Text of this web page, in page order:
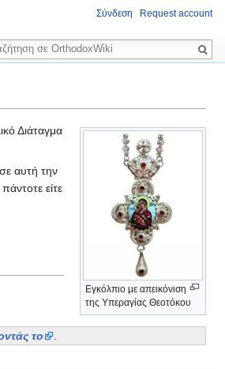
Εγκόλπιο με απεικόνιση
της Υπεραγίας Θεοτόκου
Διάταγμα
αυτή την
είτε
το
Σύνδεση Request account